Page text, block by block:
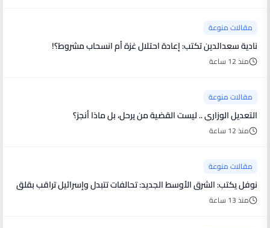
مقالات منوعة
نادية سعدالدين تكتب: إعادة احتلال غزة أم انسحاب مشروط؟!
منذ 12 ساعة
مقالات منوعة
التعديل الوزاري .. ليست القضية من يرحل، بل ماذا أنجز؟
منذ 12 ساعة
مقالات منوعة
نوفل يكتب: الشرق الأوسط الجديد: تحالفات تتبدل وإسرائيل تراقب بقلق
منذ 13 ساعة